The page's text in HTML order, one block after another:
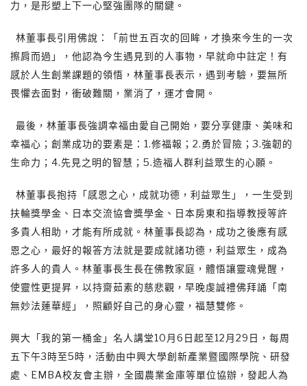
力，是形塑上下一心堅強團隊的關鍵。
林董事長引用佛說：「前世五百次的回眸，才換來今生的一次
擦肩而過」，他認為今生遇見到的人事物，早就命中註定！有
感於人生創業課題的領悟，林董事長表示，遇到考驗，要無所
畏懼去面對，衝破難關，業消了，運才會開。
最後，林董事長強調幸福由愛自己開始，要分享健康、美味和
幸福心；創業成功的要素是：1.修福報；2.勇於冒險；3.強韌的
生命力；4.先見之明的智慧；5.造福人群利益眾生的心願。
林董事長抱持「感恩之心，成就功德，利益眾生」，一生受到
扶輪獎學金、日本交流協會獎學金、日本房東和指導教授等許
多貴人相助，才能有所成就。林董事長認為，成功之後應有感
恩之心，最好的報答方法就是要成就諸功德，利益眾生，成為
許多人的貴人。林董事長生長在佛教家庭，體悟讓靈魂覺醒，
使靈性更提昇，以持齋茹素的慈悲觀，早晚虔誠禮佛拜誦「南
無妙法蓮華經」，照顧好自己的身心靈，福慧雙修。
興大「我的第一桶金」名人講堂10月6日起至12月29日，每周
五下午3時至5時，活動由中興大學創新產業暨國際學院、研發
處、EMBA校友會主辦，全國農業金庫等單位協辦，發起人為